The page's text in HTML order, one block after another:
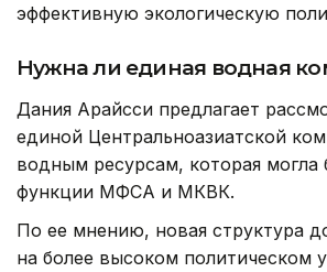
эффективную экологическую
Нужна ли единая водная
Дания Арайсси предлагает
единой Центральноазиатской
водным ресурсам, которая могла
функции МФСА и МКВК.
По ее мнению, новая структура
на более высоком политическом